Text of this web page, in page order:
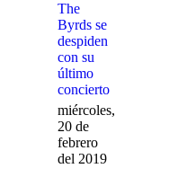
The
Byrds se
despiden
con su
último
concierto
miércoles,
20 de
febrero
del 2019